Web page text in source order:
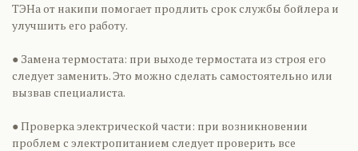
ТЭНа от накипи помогает продлить срок службы бойлера и
улучшить его работу.
● Замена термостата: при выходе термостата из строя его
следует заменить. Это можно сделать самостоятельно или
вызвав специалиста.
● Проверка электрической части: при возникновении
проблем с электропитанием следует проверить все